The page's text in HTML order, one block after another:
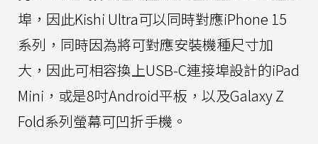
埠，因此Kishi Ultra可以同時對應iPhone 15
系列，同時因為將可對應安裝機種尺寸加
大，因此可相容換上USB-C連接埠設計的iPad
Mini，或是8吋Android平板，以及Galaxy Z
Fold系列螢幕可凹折手機。